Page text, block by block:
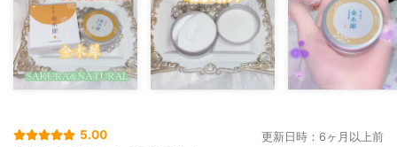
5.00 更新日時：6ヶ月以上前